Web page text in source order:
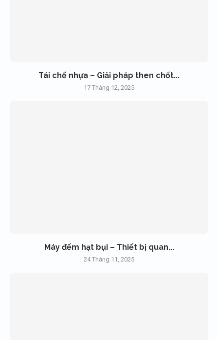
Tái chế nhựa – Giải pháp then chốt...
17 Tháng 12, 2025
Máy đếm hạt bụi – Thiết bị quan...
24 Tháng 11, 2025